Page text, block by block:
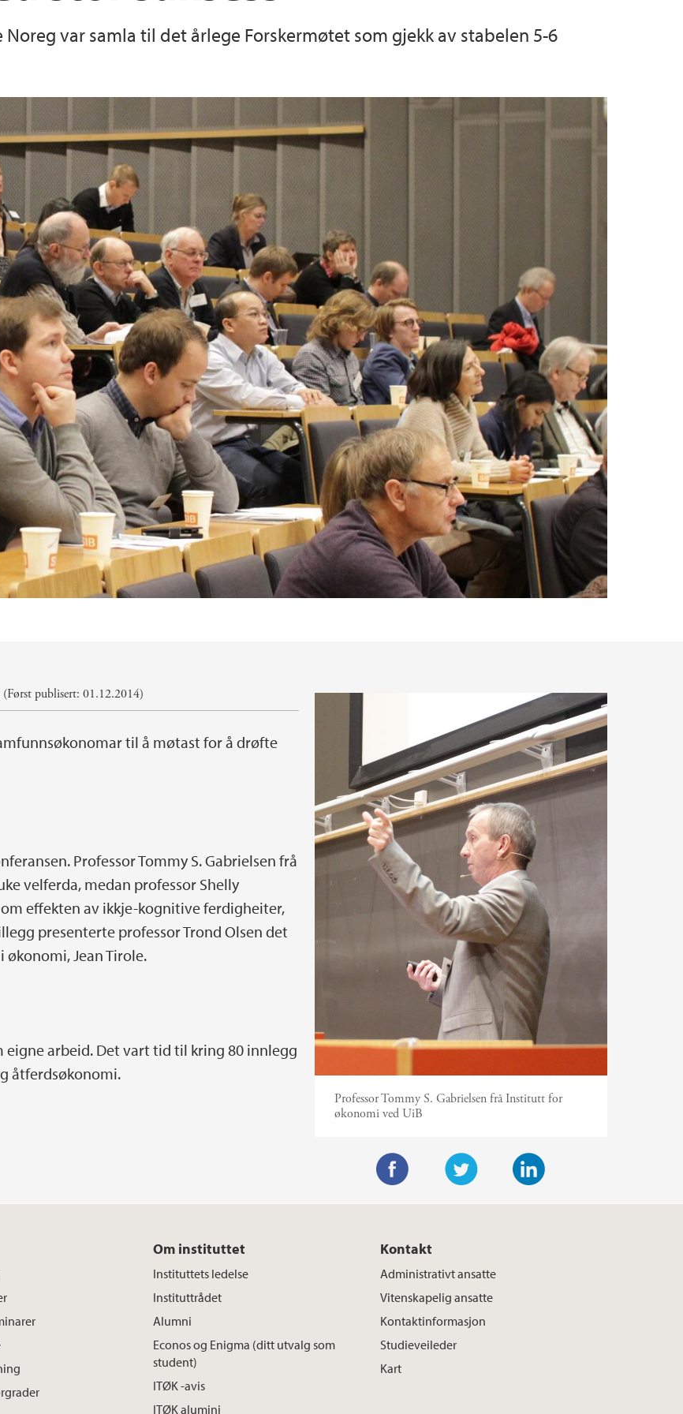
var samla til det årlege Forskermøtet som gjekk av stabelen 5-6
publisert: 01.12.2014)
til å møtast for å drøfte
Professor Tommy S. Gabrielsen frå
velferda, medan professor Shelly
effekten av ikkje-kognitive ferdigheiter,
presenterte professor Trond Olsen det
Jean Tirole.
eigne arbeid. Det vart tid til kring 80 innlegg
åtferdsøkonomi.
Professor Tommy S. Gabrielsen frå Institutt for
økonomi ved UiB
t
t
e
r
c
e
b
o
o
k
Om instituttet
Instituttets ledelse
Instituttrådet
Alumni
Econos og Enigma (ditt utvalg som
student)
ITØK -avis
ITØK alumini
Kontakt
Administrativt ansatte
Vitenskapelig ansatte
Kontaktinformasjon
Studieveileder
Kart